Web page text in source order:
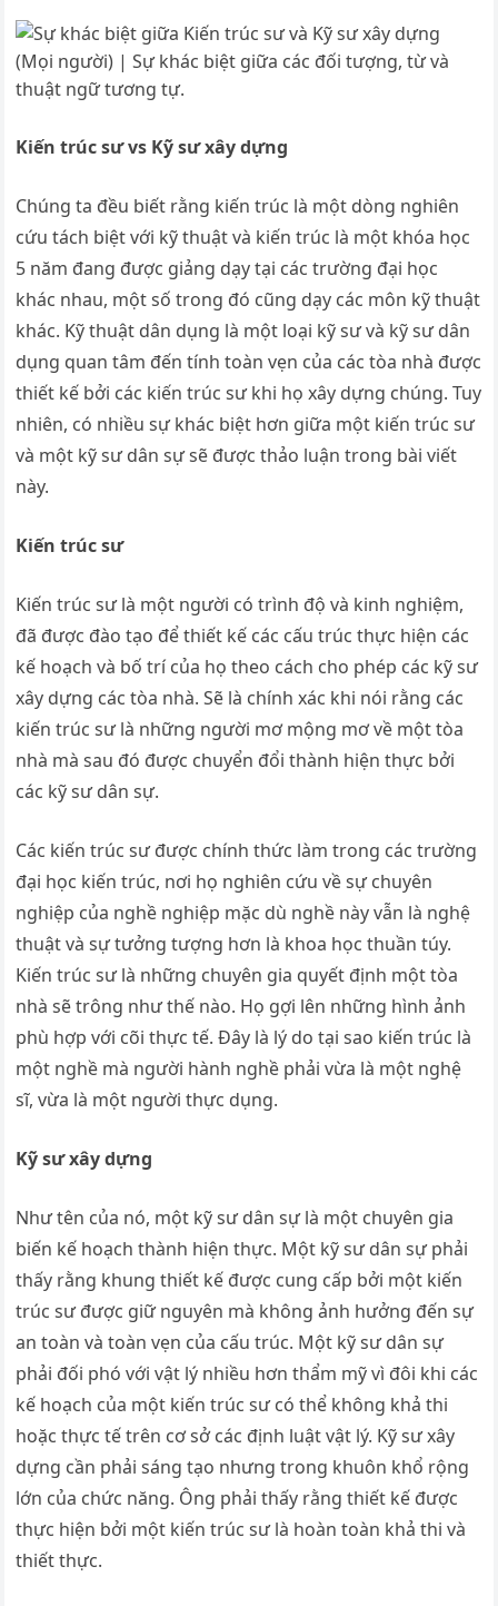
Kiến trúc sư vs Kỹ sư xây dựng
Chúng ta đều biết rằng kiến ​​trúc là một dòng nghiên
cứu tách biệt với kỹ thuật và kiến ​​trúc là một khóa học
5 năm đang được giảng dạy tại các trường đại học
khác nhau, một số trong đó cũng dạy các môn kỹ thuật
khác. Kỹ thuật dân dụng là một loại kỹ sư và kỹ sư dân
dụng quan tâm đến tính toàn vẹn của các tòa nhà được
thiết kế bởi các kiến ​​trúc sư khi họ xây dựng chúng. Tuy
nhiên, có nhiều sự khác biệt hơn giữa một kiến ​​trúc sư
và một kỹ sư dân sự sẽ được thảo luận trong bài viết
này.
Kiến trúc sư
Kiến trúc sư là một người có trình độ và kinh nghiệm,
đã được đào tạo để thiết kế các cấu trúc thực hiện các
kế hoạch và bố trí của họ theo cách cho phép các kỹ sư
xây dựng các tòa nhà. Sẽ là chính xác khi nói rằng các
kiến ​​trúc sư là những người mơ mộng mơ về một tòa
nhà mà sau đó được chuyển đổi thành hiện thực bởi
các kỹ sư dân sự.
Các kiến ​​trúc sư được chính thức làm trong các trường
đại học kiến ​​trúc, nơi họ nghiên cứu về sự chuyên
nghiệp của nghề nghiệp mặc dù nghề này vẫn là nghệ
thuật và sự tưởng tượng hơn là khoa học thuần túy.
Kiến trúc sư là những chuyên gia quyết định một tòa
nhà sẽ trông như thế nào. Họ gợi lên những hình ảnh
phù hợp với cõi thực tế. Đây là lý do tại sao kiến ​​trúc là
một nghề mà người hành nghề phải vừa là một nghệ
sĩ, vừa là một người thực dụng.
Kỹ sư xây dựng
Như tên của nó, một kỹ sư dân sự là một chuyên gia
biến kế hoạch thành hiện thực. Một kỹ sư dân sự phải
thấy rằng khung thiết kế được cung cấp bởi một kiến ​​
trúc sư được giữ nguyên mà không ảnh hưởng đến sự
an toàn và toàn vẹn của cấu trúc. Một kỹ sư dân sự
phải đối phó với vật lý nhiều hơn thẩm mỹ vì đôi khi các
kế hoạch của một kiến ​​trúc sư có thể không khả thi
hoặc thực tế trên cơ sở các định luật vật lý. Kỹ sư xây
dựng cần phải sáng tạo nhưng trong khuôn khổ rộng
lớn của chức năng. Ông phải thấy rằng thiết kế được
thực hiện bởi một kiến ​​trúc sư là hoàn toàn khả thi và
thiết thực.